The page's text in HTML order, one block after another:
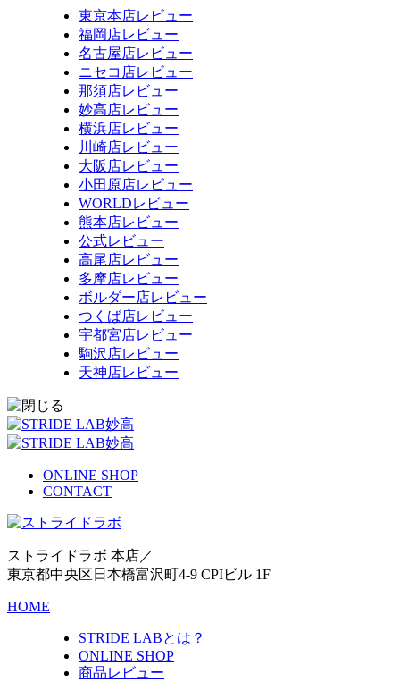
東京本店レビュー
福岡店レビュー
名古屋店レビュー
ニセコ店レビュー
那須店レビュー
妙高店レビュー
横浜店レビュー
川崎店レビュー
大阪店レビュー
小田原店レビュー
WORLDレビュー
熊本店レビュー
公式レビュー
高尾店レビュー
多摩店レビュー
ボルダー店レビュー
つくば店レビュー
宇都宮店レビュー
駒沢店レビュー
天神店レビュー
ONLINE SHOP
CONTACT
ストライドラボ 本店／
東京都中央区日本橋富沢町4-9 CPIビル 1F
HOME
STRIDE LABとは？
ONLINE SHOP
商品レビュー